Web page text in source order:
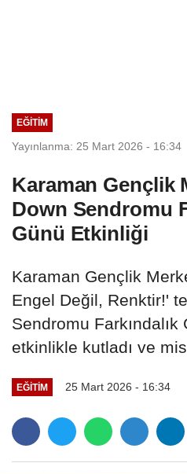
EĞITIM
Yayınlanma: 25 Mart 2026 - 16:34
Karaman Gençlik
Down Sendromu
Günü Etkinliği
Karaman Gençlik
Engel Değil, Renktir!'
Sendromu
etkinlikle kutladı ve
EĞITIM 25 Mart 2026 - 16:34